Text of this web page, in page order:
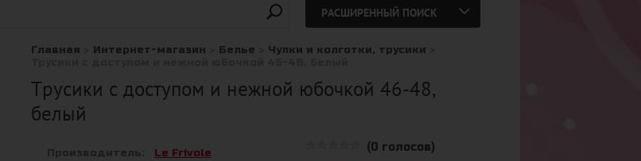
РАСШИРЕННЫЙ ПОИСК
Главная Интернет-магазин Белье Чулки и колготки, трусики
Трусики с доступом и нежной юбочкой 46-48,
белый
Le Frivole
(0 голосов)